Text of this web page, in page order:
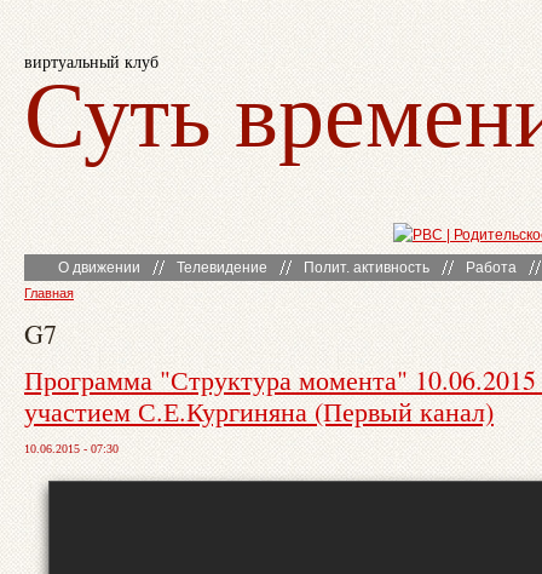
виртуальный клуб
Суть
О движении Телевидение Полит. активность Работа
Главная
G7
Программа "Структура момента" 10.06.2015
участием С.Е.Кургиняна (Первый канал)
10.06.2015 - 07:30